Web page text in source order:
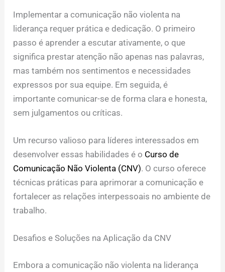
Implementar a comunicação não violenta na
liderança requer prática e dedicação. O primeiro
passo é aprender a escutar ativamente, o que
significa prestar atenção não apenas nas palavras,
mas também nos sentimentos e necessidades
expressos por sua equipe. Em seguida, é
importante comunicar-se de forma clara e honesta,
sem julgamentos ou críticas.
Um recurso valioso para líderes interessados em
desenvolver essas habilidades é o Curso de
Comunicação Não Violenta (CNV). O curso oferece
técnicas práticas para aprimorar a comunicação e
fortalecer as relações interpessoais no ambiente de
trabalho.
Desafios e Soluções na Aplicação da CNV
Embora a comunicação não violenta na liderança